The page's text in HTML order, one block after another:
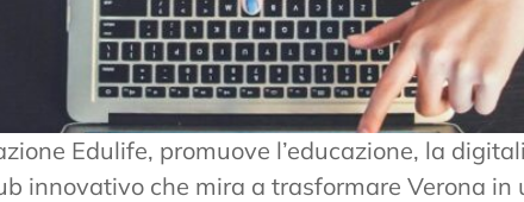
Edulife, promuove l’educazione, la
innovativo che mira a trasformare Verona